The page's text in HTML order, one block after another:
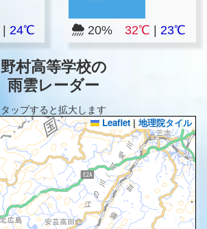
24℃ 20%32℃ |23℃
野村高等学校の
雨雲レーダー
タップすると拡大します
Leaflet | 地理院タイル